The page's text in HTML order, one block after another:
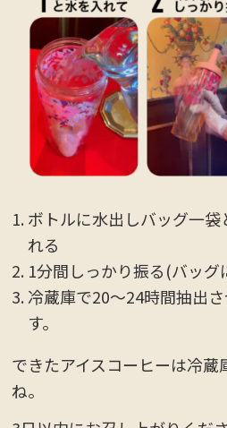
ボトルに水出しバッグ一
れる
1分間しっかり振る(バッ
冷蔵庫で20〜24時間抽出
す。
できたアイスコーヒーは冷蔵
ね。